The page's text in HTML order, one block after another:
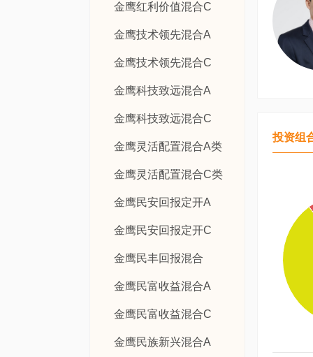
金鹰红利价值混合C
金鹰技术领先混合A
金鹰技术领先混合C
金鹰科技致远混合A
金鹰科技致远混合C
金鹰灵活配置混合A类
金鹰灵活配置混合C类
金鹰民安回报定开A
金鹰民安回报定开C
金鹰民丰回报混合
金鹰民富收益混合A
金鹰民富收益混合C
金鹰民族新兴混合A
投资组